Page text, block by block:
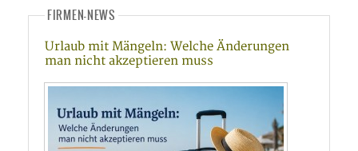
FIRMEN-NEWS
Urlaub mit Mängeln: Welche Änderungen
man nicht akzeptieren muss